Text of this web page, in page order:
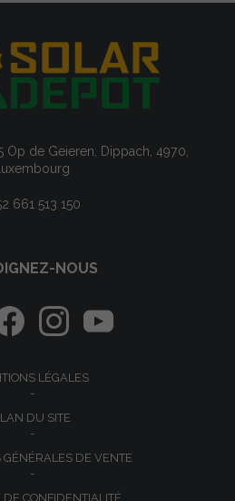
Op de Geieren, Dippach, 4970,
661 513 150
NOUS
LÉGALES
DU SITE
GÉNÉRALES DE VENTE
DE CONFIDENTIALITÉ